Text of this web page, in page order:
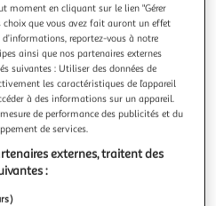
x 295 m spezia
entre amis ou en famille tout
à ce parasol droit
au design tendance et
de s'adapter
structure en
moment en cliquant sur le lien "Gérer
choix que vous avez fait auront un effet
reportez-vous à notre
ainsi que nos partenaires externes
suivantes : Utiliser des données de
les caractéristiques de l’appareil
à des informations sur un appareil.
de performance des publicités et du
de services.
externes, traitent des
: